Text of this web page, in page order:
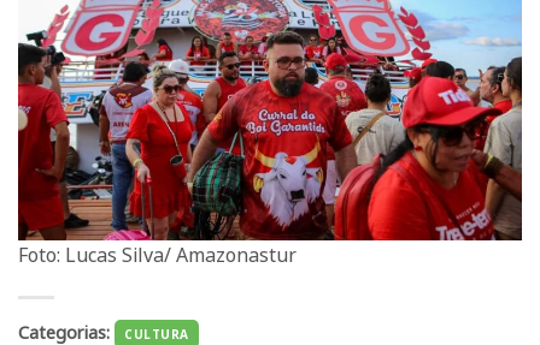
Foto: Lucas Silva/ Amazonastur
Categorias: CULTURA